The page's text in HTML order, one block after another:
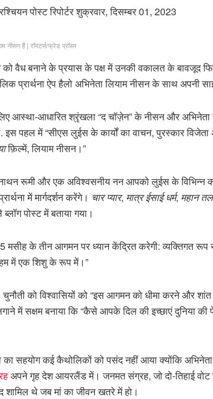
पोस्ट रिपोर्टरशुक्रवार, दिसम्बर 01, 2023
नीसन हैं| रॉयटर्स/फ्रेड प्रॉसर
को वैध बनाने के प्रयास के पक्ष में उनकी वकालत के बावजूद
प्रार्थना ऐप हैलो अभिनेता लियाम नीसन के साथ अपनी
आस्था-आधारित श्रृंखला “द चॉज़ेन” के नीसन और
. इस पहल में “सीएस लुईस के कार्यों का वाचन, पुरस्कार
फ़िल्में, लियाम नीसन।”
रूमी और एक अविश्वसनीय नन आपको लुईस के विभिन्न
में मार्गदर्शन करेंगे। चार प्यार, मात्र ईसाई धर्म, महान
पोस्ट में बताया गया।
मसीह के तीन आगमन पर ध्यान केंद्रित करेगी: व्यक्तिगत
में एक शिशु के रूप में।”
चुनौती को विश्वासियों को “इस आगमन को धीमा करने और
में सक्षम बनाया कि “कैसे आपके दिल की इच्छाएं दुनिया
सहयोग कई कैथोलिकों को पसंद नहीं आया क्योंकि
अपने गृह देश आयरलैंड में। जनमत संग्रह, जो दो-तिहाई वोट
शामिल थे जब मां का जीवन खतरे में हो।